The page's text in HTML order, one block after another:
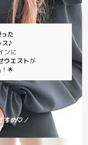
た
ス♪
ンに
ウエストが
🌟
すめ🤍／